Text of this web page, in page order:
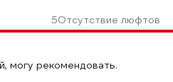
5Отсутствие люфтов
могу рекомендовать.